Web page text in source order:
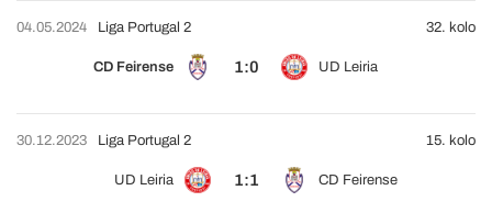
04.05.2024
CD Feirense 1:0 UD Leiria
Liga Portugal 2 32. kolo
30.12.2023
UD Leiria 1:1 CD Feirense
Liga Portugal 2 15. kolo